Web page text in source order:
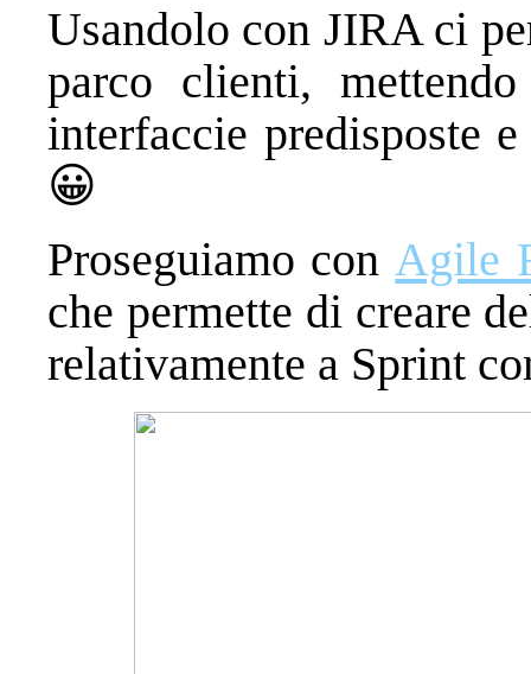
Usandolo con JIRA ci
parco clienti,
interfaccie predisposte
😀
Proseguiamo con Agile
che permette di creare
relativamente a Sprint